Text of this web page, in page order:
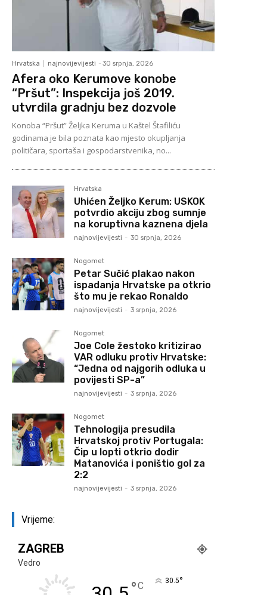
Hrvatska najnovijevijesti - 30 srpnja, 2026
Afera oko Kerumove konobe
“Pršut”: Inspekcija još 2019.
utvrdila gradnju bez dozvole
Konoba “Pršut” Željka Keruma u Kaštel Štafiliću
godinama je bila poznata kao mjesto okupljanja
političara, sportaša i gospodarstvenika, no...
Hrvatska
Uhićen Željko Kerum: USKOK
potvrdio akciju zbog sumnje
na koruptivna kaznena djela
najnovijevijesti - 30 srpnja, 2026
Nogomet
Petar Sučić plakao nakon
ispadanja Hrvatske pa otkrio
što mu je rekao Ronaldo
najnovijevijesti - 3 srpnja, 2026
Nogomet
Joe Cole žestoko kritizirao
VAR odluku protiv Hrvatske:
“Jedna od najgorih odluka u
povijesti SP-a”
najnovijevijesti - 3 srpnja, 2026
Nogomet
Tehnologija presudila
Hrvatskoj protiv Portugala:
Čip u lopti otkrio dodir
Matanovića i poništio gol za
2:2
najnovijevijesti - 3 srpnja, 2026
Vrijeme:
ZAGREB
Vedro
°C 30.5°